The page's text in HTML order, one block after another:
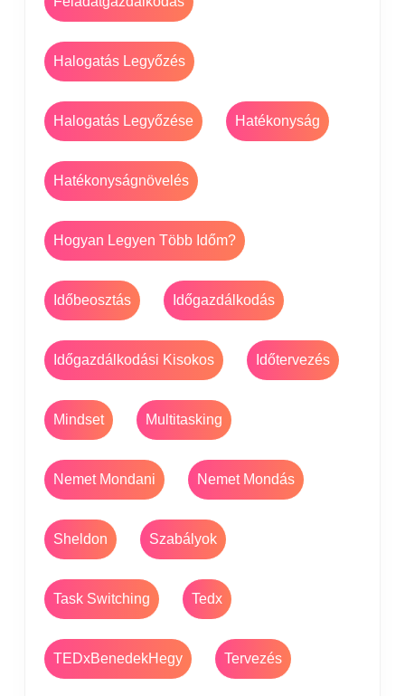
Halogatás Legyőzés
Halogatás Legyőzése Hatékonyság
Hatékonyságnövelés
Hogyan Legyen Több Időm?
Időbeosztás Időgazdálkodás
Időgazdálkodási Kisokos Időtervezés
Mindset Multitasking
Nemet Mondani Nemet Mondás
Sheldon Szabályok
Task Switching Tedx
TEDxBenedekHegy Tervezés